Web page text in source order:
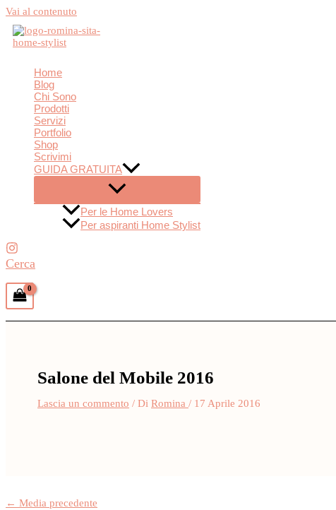
Vai al contenuto
Home
Blog
Chi Sono
Prodotti
Servizi
Portfolio
Shop
Scrivimi
GUIDA GRATUITA
Per le Home Lovers
Per aspiranti Home Stylist
Cerca
Salone del Mobile 2016
Lascia un commento / Di Romina / 17 Aprile 2016
← Media precedente